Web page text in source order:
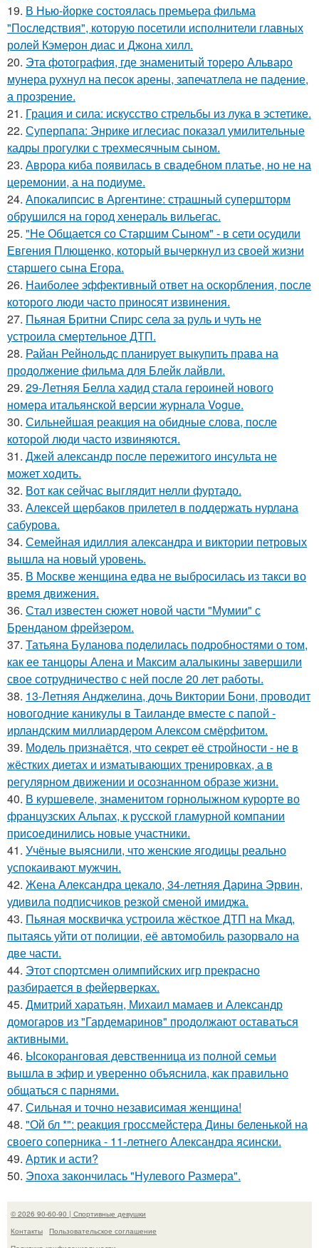
19. В Нью-йорке состоялась премьера фильма
"Последствия", которую посетили исполнители главных
ролей Кэмерон диас и Джона хилл.
20. Эта фотография, где знаменитый тореро Альваро
мунера рухнул на песок арены, запечатлела не падение,
а прозрение.
21. Грация и сила: искусство стрельбы из лука в эстетике.
22. Суперпапа: Энрике иглесиас показал умилительные
кадры прогулки с трехмесячным сыном.
23. Аврора киба появилась в свадебном платье, но не на
церемонии, а на подиуме.
24. Апокалипсис в Аргентине: страшный супершторм
обрушился на город хенераль вильегас.
25. "Не Общается со Старшим Сыном" - в сети осудили
Евгения Плющенко, который вычеркнул из своей жизни
старшего сына Егора.
26. Наиболее эффективный ответ на оскорбления, после
которого люди часто приносят извинения.
27. Пьяная Бритни Спирс села за руль и чуть не
устроила смертельное ДТП.
28. Райан Рейнольдс планирует выкупить права на
продолжение фильма для Блейк лайвли.
29. 29-Летняя Белла хадид стала героиней нового
номера итальянской версии журнала Vogue.
30. Сильнейшая реакция на обидные слова, после
которой люди часто извиняются.
31. Джей александр после пережитого инсульта не
может ходить.
32. Вот как сейчас выглядит нелли фуртадо.
33. Алексей щербаков прилетел в поддержать нурлана
сабурова.
34. Семейная идиллия александра и виктории петровых
вышла на новый уровень.
35. В Москве женщина едва не выбросилась из такси во
время движения.
36. Стал известен сюжет новой части "Мумии" с
Бренданом фрейзером.
37. Татьяна Буланова поделилась подробностями о том,
как ее танцоры Алена и Максим алалыкины завершили
свое сотрудничество с ней после 20 лет работы.
38. 13-Летняя Анджелина, дочь Виктории Бони, проводит
новогодние каникулы в Таиланде вместе с папой -
ирландским миллиардером Алексом смёрфитом.
39. Модель признаётся, что секрет её стройности - не в
жёстких диетах и изматывающих тренировках, а в
регулярном движении и осознанном образе жизни.
40. В куршевеле, знаменитом горнолыжном курорте во
французских Альпах, к русской гламурной компании
присоединились новые участники.
41. Учёные выяснили, что женские ягодицы реально
успокаивают мужчин.
42. Жена Александра цекало, 34-летняя Дарина Эрвин,
удивила подписчиков резкой сменой имиджа.
43. Пьяная москвичка устроила жёсткое ДТП на Мкад,
пытаясь уйти от полиции, её автомобиль разорвало на
две части.
44. Этот спортсмен олимпийских игр прекрасно
разбирается в фейерверках.
45. Дмитрий харатьян, Михаил мамаев и Александр
домогаров из "Гардемаринов" продолжают оставаться
активными.
46. Ысокоранговая девственница из полной семьи
вышла в эфир и уверенно объяснила, как правильно
общаться с парнями.
47. Сильная и точно независимая женщина!
48. "Ой бл *": реакция гроссмейстера Дины беленькой на
своего соперника - 11-летнего Александра ясински.
49. Артик и асти?
50. Эпоха закончилась "Нулевого Размера".
© 2026 90-60-90 | Спортивные девушки
Контакты
Пользовательское соглашение